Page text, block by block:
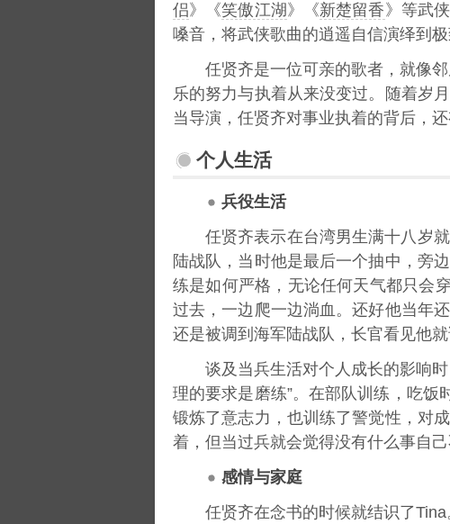
侣》《笑傲江湖 》《新楚留香 》等武
嗓音，将武侠歌曲的逍遥自信演绎到
任贤齐是一位可亲的歌者，就像
乐的努力与执着从来没变过。随着岁
当导演，任贤齐对事业执着的背后，
个人生活
兵役生活
任贤齐表示在台湾男生满十八岁
陆战队，当时他是最后一个抽中，旁
练是如何严格，无论任何天气都只会
过去，一边爬一边淌血。还好他当年
还是被调到海军陆战队，长官看见他就
谈及当兵生活对个人成长的影响
理的要求是磨练”。在部队训练，吃饭
锻炼了意志力，也训练了警觉性，对
着，但当过兵就会觉得没有什么事自己
感情与家庭
任贤齐在念书的时候就结识了